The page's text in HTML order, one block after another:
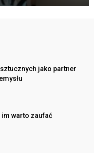
jako partner
warto zaufać